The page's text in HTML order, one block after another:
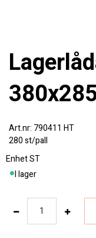
Lagerlåda
790411 HT
280 st/pall
EnhetST
I lager